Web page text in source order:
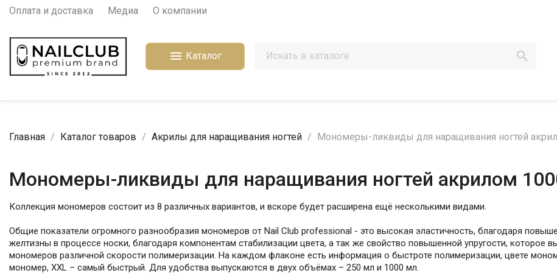
Оплата и доставка Медиа О компании
 Каталог 
Главная Каталог товаров Акрилы для наращивания ногтей Мономеры-ликвиды для наращивания ногтей
Мономеры-ликвиды для наращивания ногтей акрилом
Коллекция мономеров состоит из 8 различных вариантов, и вскоре будет расширена ещё несколькими видами.
Общие показатели огромного разнообразия мономеров от Nail Club professional - это высокая эластичность, благодаря
желтизны в процессе носки, благодаря компонентам стабилизации цвета, а так же свойство повышенной упругости, которое
мономеров различной скорости полимеризации. На каждом флаконе есть информация о быстроте полимеризации, цвете
мономер, XXL – самый быстрый. Для удобства выпускаются в двух объёмах – 250 мл и 1000 мл.